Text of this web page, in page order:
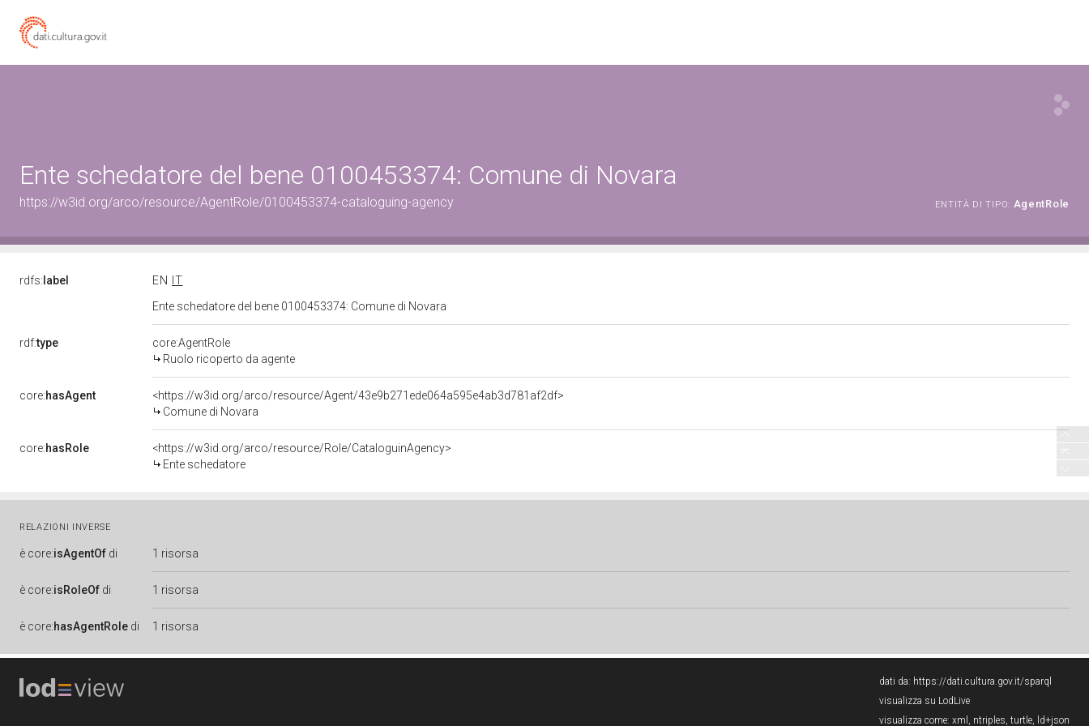
Ente schedatore del bene 0100453374: Comune di Novara
https://w3id.org/arco/resource/AgentRole/0100453374-cataloguing-agency ENTITÀ DI TIPO: AgentRole
rdfs: label EN
IT
Ente schedatore del bene 0100453374: Comune di Novara
rdf:type
core:AgentRole
Ruolo ricoperto da agente
core:hasAgent
<https://w3id.org/arco/resource/Agent/43e9b271ede064a595e4ab3d781af2df>
Comune di Novara
core:hasRole
<https://w3id.org/arco/resource/Role/CataloguinAgency>
Ente schedatore
RELAZIONI INVERSE
è core:isAgentOf di 1 risorsa
è core:isRoleOf di 1 risorsa
è core:hasAgentRole di 1 risorsa
dati da: https://dati.cultura.gov.it/sparql
visualizza su LodLive
visualizza come: xml , ntriples, turtle, ld+json